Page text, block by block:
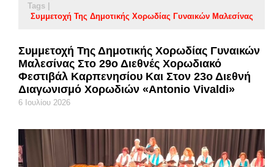
Tags |
Συμμετοχή Της Δημοτικής Χορωδίας Γυναικών Μαλεσίνας
Συμμετοχή Της Δημοτικής Χορωδίας Γυναικών
Μαλεσίνας Στο 29ο Διεθνές Χορωδιακό
Φεστιβάλ Καρπενησίου Και Στον 23ο Διεθνή
Διαγωνισμό Χορωδιών «Antonio Vivaldi»
6 Ιουλίου 2026